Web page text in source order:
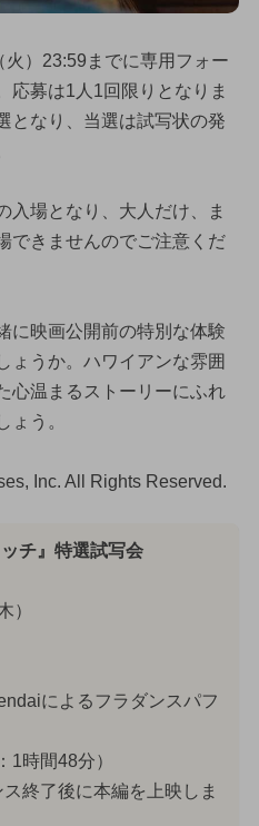
）23:59までに専用フォー
応募は1人1回限りとなりま
となり、当選は試写状の発
入場となり、大人だけ、ま
できませんのでご注意くだ
に映画公開前の特別な体験
ょうか。ハワイアンな雰囲
心温まるストーリーにふれ
ょう。
Inc. All Rights Reserved.
チ』特選試写会
）
によるフラダンスパフ
時間48分）
終了後に本編を上映しま